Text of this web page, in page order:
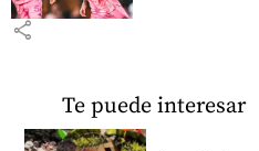
share
Te puede interesar